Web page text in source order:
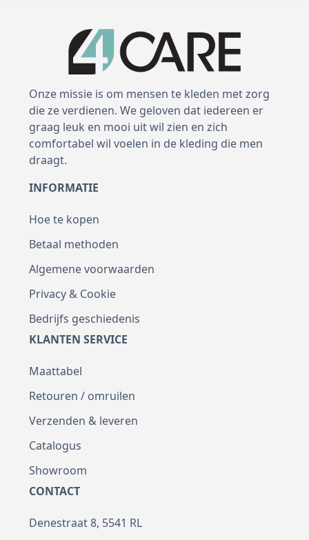
Onze missie is om mensen te kleden met zorg
die ze verdienen. We geloven dat iedereen er
graag leuk en mooi uit wil zien en zich
comfortabel wil voelen in de kleding die men
draagt.
INFORMATIE
Hoe te kopen
Betaal methoden
Algemene voorwaarden
Privacy & Cookie
Bedrijfs geschiedenis
KLANTEN SERVICE
Maattabel
Retouren / omruilen
Verzenden & leveren
Catalogus
Showroom
CONTACT
Denestraat 8, 5541 RL